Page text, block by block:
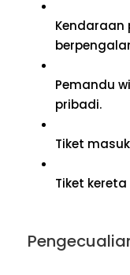
Kendaraan
Pemandu
pribadi.
Tiket
Tiket